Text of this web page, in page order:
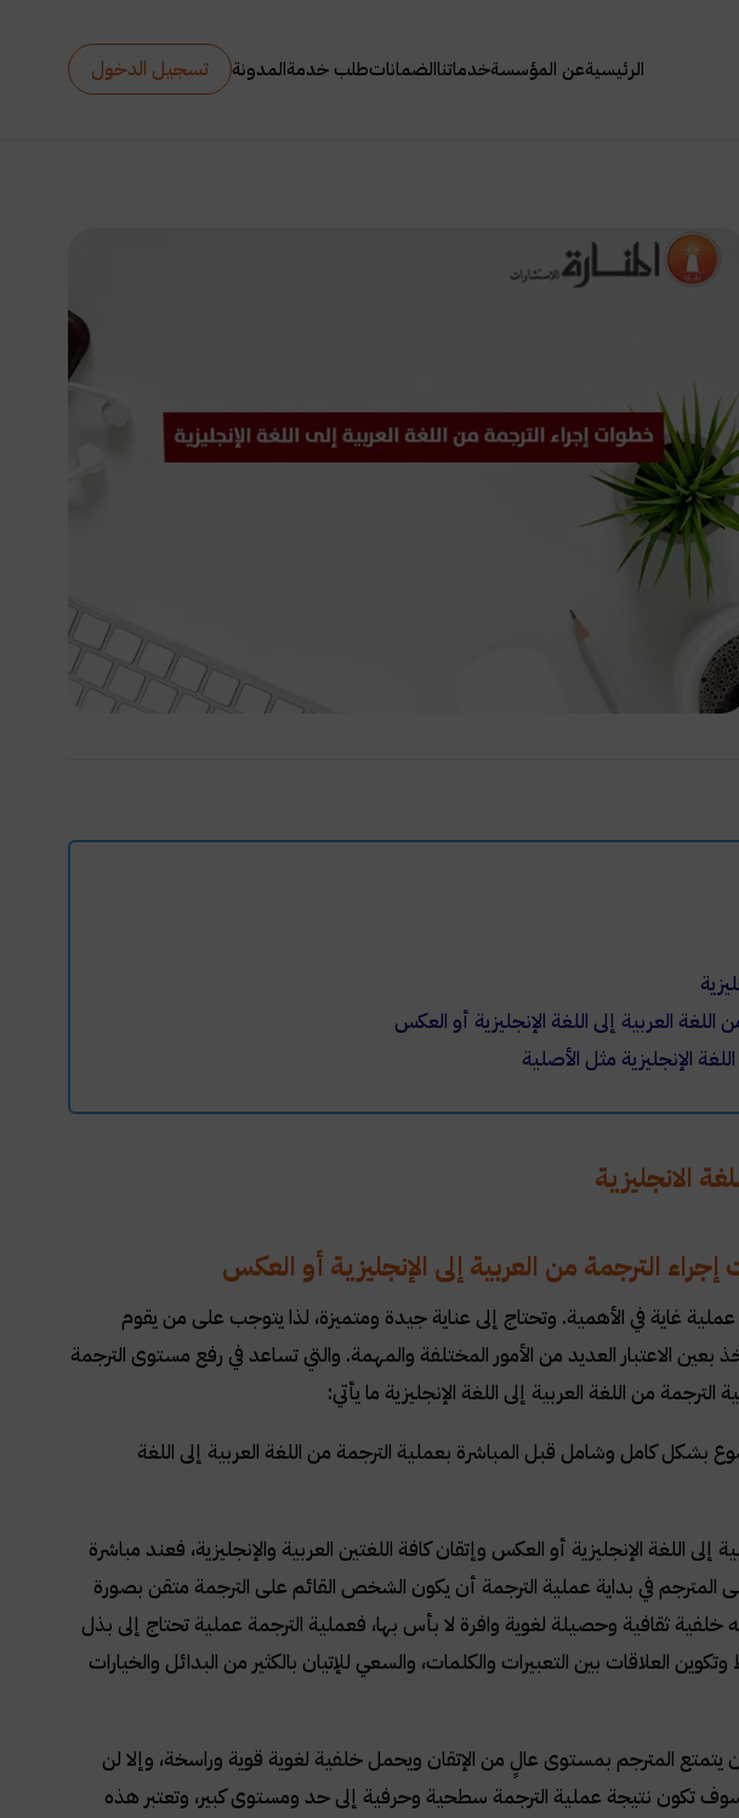
الرئيسيةعن المؤسسةخدماتناالضماناتطلب خدمةالمدونة تسجيل الدخول
العربية إلى اللغة الإنجليزية أو العكس
الإنجليزية مثل الأصلية
الانجليزية
الترجمة من العربية إلى الإنجليزية أو العكس
عملية غاية في الأهمية. وتحتاج إلى عناية جيدة ومتميزة، لذا يتوجب على من يقوم
بعين الاعتبار العديد من الأمور المختلفة والمهمة. والتي تساعد في رفع مستوى الترجمة
من اللغة العربية إلى اللغة الإنجليزية ما يأتي:
كامل وشامل قبل المباشرة بعملية الترجمة من اللغة العربية إلى اللغة
اللغة الإنجليزية أو العكس وإتقان كافة اللغتين العربية والإنجليزية، فعند مباشرة
المترجم في بداية عملية الترجمة أن يكون الشخص القائم على الترجمة متقن بصورة
خلفية ثقافية وحصيلة لغوية وافرة لا بأس بها، فعملية الترجمة عملية تحتاج إلى بذل
العلاقات بين التعبيرات والكلمات، والسعي للإتيان بالكثير من البدائل والخيارات
يتمتع المترجم بمستوى عالٍ من الإتقان ويحمل خلفية لغوية قوية وراسخة، وإلا لن
تكون نتيجة عملية الترجمة سطحية وحرفية إلى حد ومستوى كبير، وتعتبر هذه